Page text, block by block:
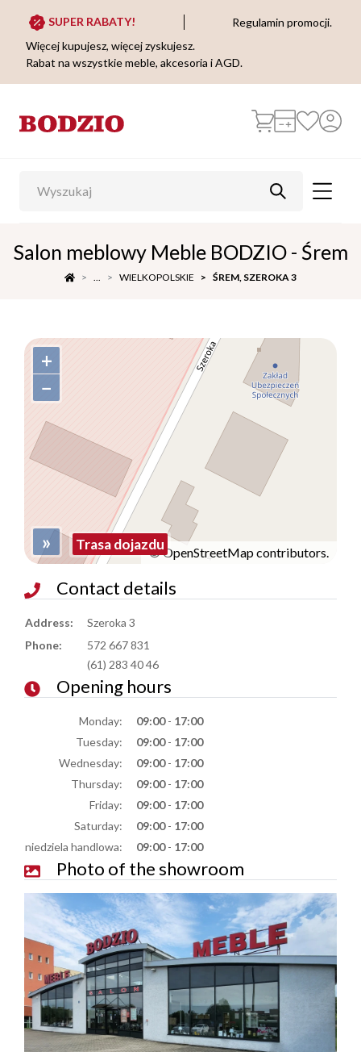
SUPER RABATY!
Regulamin promocji.
Więcej kupujesz, więcej zyskujesz.
Rabat na wszystkie meble, akcesoria i AGD.
Salon meblowy Meble BODZIO - Śrem
... WIELKOPOLSKIE ŚREM, SZEROKA 3
Trasa dojazdu
+
−
©OpenStreetMapcontributors.
»
Contact details
Address:
Szeroka 3
Phone:
572 667 831
(61) 283 40 46
Opening hours
Monday: 09:00- 17:00
Tuesday:
09:00- 17:00
Wednesday:
09:00- 17:00
Thursday:
09:00- 17:00
Friday:
09:00- 17:00
Saturday:
09:00- 17:00
niedziela handlowa:
09:00- 17:00
Photo of the showroom